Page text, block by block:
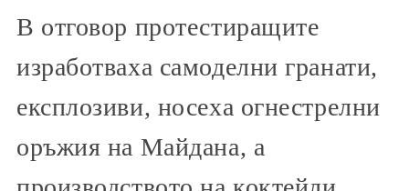
В отговор протестиращите
изработваха самоделни гранати,
експлозиви, носеха огнестрелни
оръжия на Майдана, а